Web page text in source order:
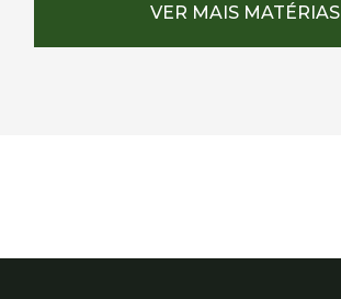
VER MAIS MATÉRIAS